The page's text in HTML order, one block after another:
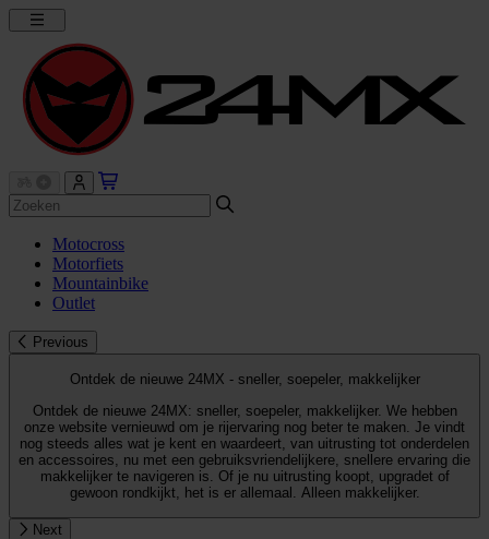
Motocross
Motorfiets
Mountainbike
Outlet
Previous
Ontdek de nieuwe 24MX - sneller, soepeler, makkelijker
Ontdek de nieuwe 24MX: sneller, soepeler, makkelijker. We hebben
onze website vernieuwd om je rijervaring nog beter te maken. Je vindt
nog steeds alles wat je kent en waardeert, van uitrusting tot onderdelen
en accessoires, nu met een gebruiksvriendelijkere, snellere ervaring die
makkelijker te navigeren is. Of je nu uitrusting koopt, upgradet of
gewoon rondkijkt, het is er allemaal. Alleen makkelijker.
Next